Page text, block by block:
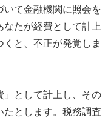
て金融機関に照会を
たが経費として計上
と、不正が発覚しま
」として計上し、その
とします。税務調査